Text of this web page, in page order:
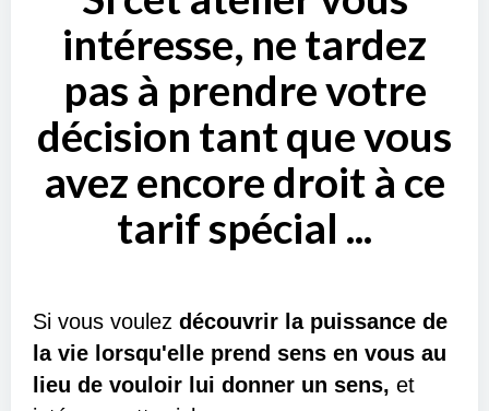
intéresse, ne tardez
pas à prendre votre
décision tant que vous
avez encore droit à ce
tarif spécial ...
Si vous voulez découvrir la puissance de
la vie lorsqu'elle prend sens en vous au
lieu de vouloir lui donner un sens, et